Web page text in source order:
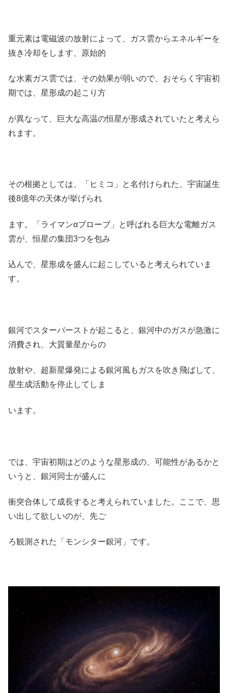
重元素は電磁波の放射によって、ガス雲からエネルギーを
抜き冷却をします、原始的
な水素ガス雲では、その効果が弱いので、おそらく宇宙初
期では、星形成の起こり方
が異なって、巨大な高温の恒星が形成されていたと考えら
れます。
その根拠としては、「ヒミコ」と名付けられた、宇宙誕生
後8億年の天体が挙げられ
ます。「ライマンαブローブ」と呼ばれる巨大な電離ガス
雲が、恒星の集団3つを包み
込んで、星形成を盛んに起こしていると考えられていま
す。
銀河でスターバーストが起こると、銀河中のガスが急激に
消費され、大質量星からの
放射や、超新星爆発による銀河風もガスを吹き飛ばして、
星生成活動を停止してしま
います。
では、宇宙初期はどのような星形成の、可能性があるかと
いうと、銀河同士が盛んに
衝突合体して成長すると考えられていました。ここで、思
い出して欲しいのが、先ご
ろ観測された「モンシター銀河」です。